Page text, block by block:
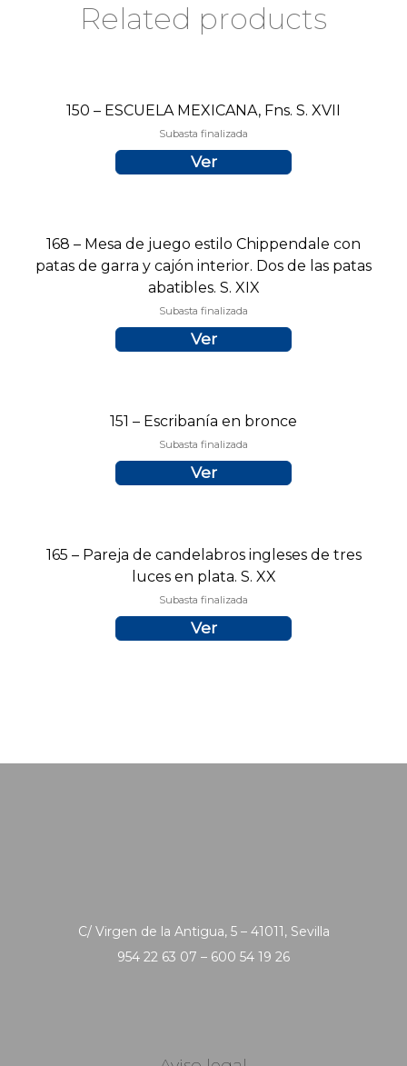
Related products
150 – ESCUELA MEXICANA, Fns. S. XVII
Subasta finalizada
Ver
168 – Mesa de juego estilo Chippendale con
patas de garra y cajón interior. Dos de las patas
abatibles. S. XIX
Subasta finalizada
Ver
151 – Escribanía en bronce
Subasta finalizada
Ver
165 – Pareja de candelabros ingleses de tres
luces en plata. S. XX
Subasta finalizada
Ver
C/ Virgen de la Antigua, 5 – 41011, Sevilla
954 22 63 07 – 600 54 19 26